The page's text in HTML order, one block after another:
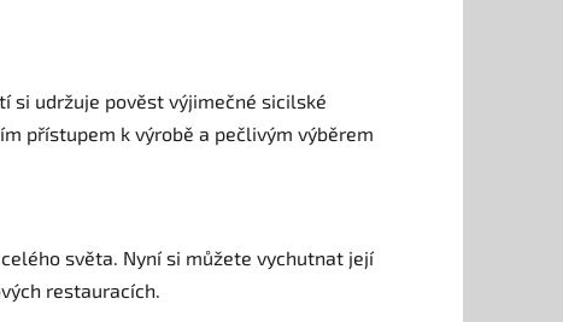
si udržuje pověst výjimečné sicilské
přístupem k výrobě a pečlivým výběrem
světa. Nyní si můžete vychutnat její
restauracích.